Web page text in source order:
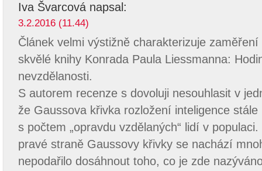
Iva Švarcová napsal:
3.2.2016 (11.44)
Článek velmi výstižně charakterizuje zaměření
skvělé knihy Konrada Paula Liessmanna:
nevzdělanosti.
S autorem recenze s dovoluji nesouhlasit v
že Gaussova křivka rozložení inteligence
s počtem „opravdu vzdělaných“ lidí v
pravé straně Gaussovy křivky se nachází
nepodařilo dosáhnout toho, co je zde